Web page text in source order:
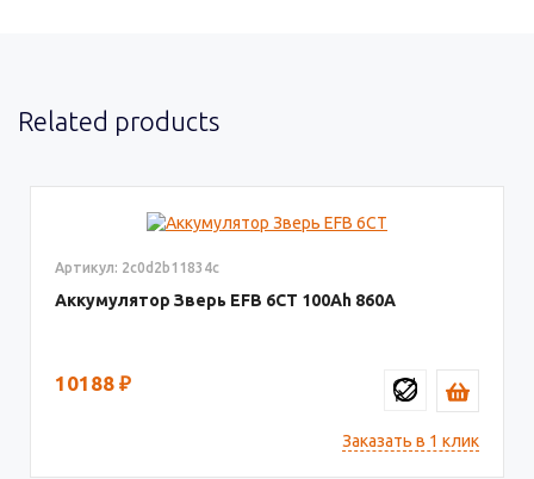
Related products
Артикул: 2c0d2b11834c
Аккумулятор Зверь EFB 6СТ 100 860
10188 ₽
Заказать в 1 клик